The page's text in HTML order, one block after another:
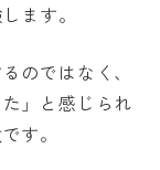
ます。
のではなく、
」と感じられ
す。